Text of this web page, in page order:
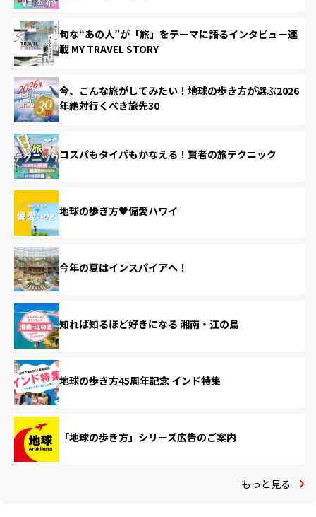
旬な“あの人”が「旅」をテーマに語るインタビュー連
載 MY TRAVEL STORY
今、こんな旅がしてみたい！地球の歩き方が選ぶ2026
年絶対行くべき旅先30
コスパもタイパもかなえる！賢者の旅テクニック
地球の歩き方♥偏愛ハワイ
今年の夏はインスパイアへ！
知れば知るほど好きになる 湘南・江の島
地球の歩き方45周年記念 インド特集
「地球の歩き方」シリーズ広告のご案内
もっと見る